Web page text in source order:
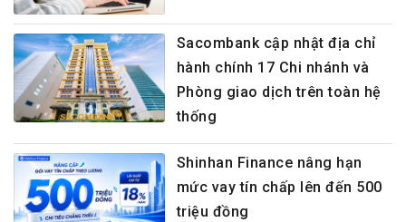
Sacombank cập nhật địa chỉ
hành chính 17 Chi nhánh và
Phòng giao dịch trên toàn hệ
thống
Shinhan Finance nâng hạn
mức vay tín chấp lên đến 500
triệu đồng